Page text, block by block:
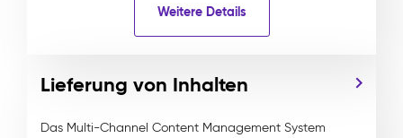
Weitere Details
Lieferung von Inhalten
Das Multi-Channel Content Management System